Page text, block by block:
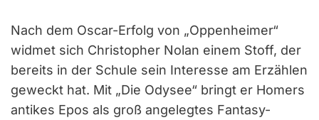
Nach dem Oscar-Erfolg von „Oppenheimer“
widmet sich Christopher Nolan einem Stoff, der
bereits in der Schule sein Interesse am Erzählen
geweckt hat. Mit „Die Odysee“ bringt er Homers
antikes Epos als groß angelegtes Fantasy-